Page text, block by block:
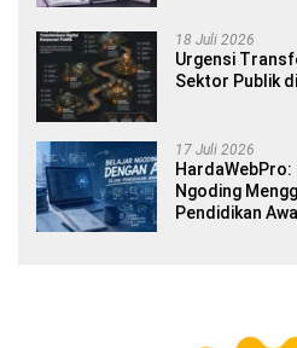
18 Juli 2026
Urgensi
Sektor Publik
17 Juli 2026
Ngoding
Pendidikan Awal